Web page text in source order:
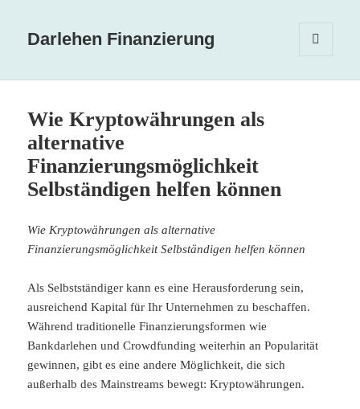
Darlehen Finanzierung
WIDGETS
Wie Kryptowährungen als
alternative
Finanzierungsmöglichkeit
Selbständigen helfen können
Wie Kryptowährungen als alternative
Finanzierungsmöglichkeit Selbständigen helfen können
Als Selbstständiger kann es eine Herausforderung sein,
ausreichend Kapital für Ihr Unternehmen zu beschaffen.
Während traditionelle Finanzierungsformen wie
Bankdarlehen und Crowdfunding weiterhin an Popularität
gewinnen, gibt es eine andere Möglichkeit, die sich
außerhalb des Mainstreams bewegt: Kryptowährungen.